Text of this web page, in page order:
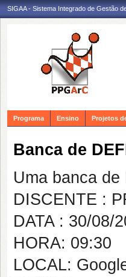
SIGAA - Sistema Integrado de Gestão
Programa Ensino Projetos
Banca de
Uma banca
DISCENTE :
DATA : 30/08/
HORA: 09:30
LOCAL: